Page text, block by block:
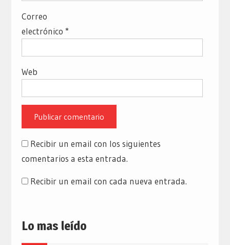
Correo
electrónico *
Web
Recibir un email con los siguientes
comentarios a esta entrada.
Recibir un email con cada nueva entrada.
Lo mas leído